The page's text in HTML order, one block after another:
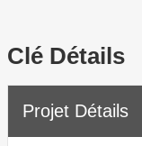
Clé Détails
Projet Détails